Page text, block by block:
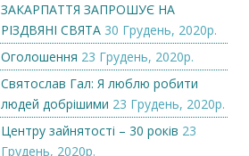
ЗАКАРПАТТЯ ЗАПРОШУЄ НА
РІЗДВЯНІ СВЯТА 30 Грудень, 2020р.
Оголошення 23 Грудень, 2020р.
Святослав Гал: Я люблю робити
людей добрішими 23 Грудень, 2020р.
Центру зайнятості – 30 років 23
Грудень, 2020р.